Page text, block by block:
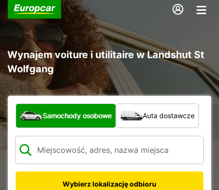
Wynajem voiture i utilitaire w Landshut St
Wolfgang
Jaki typ pojazdu?
Samochody osobowe Auta dostawcze
Wybierz lokalizację odbioru